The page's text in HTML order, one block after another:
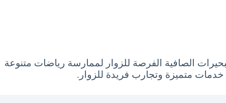
الصافية الفرصة للزوار لممارسة رياضات متنوعة
خدمات متميزة وتجارب فريدة للزوار.